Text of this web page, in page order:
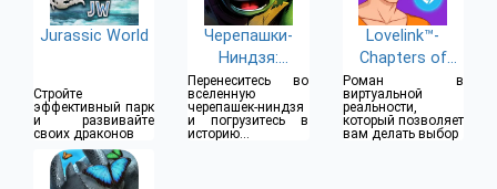
Jurassic World
Стройте
эффективный парк
и развивайте
своих драконов
Черепашки-
Ниндзя:
Легенды
Перенеситесь во
вселенную
черепашек-ниндзя
и погрузитесь в
историю
Lovelink™-
Chapters of
Роман в
виртуальной
реальности,
который позволяет
вам делать выбор